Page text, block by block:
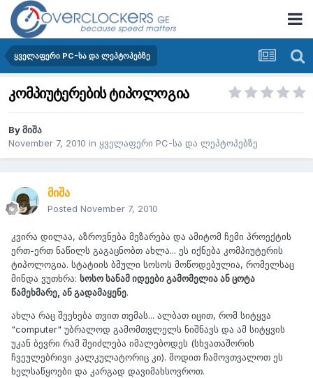
ყველაფერი PC-სა და ლეპტოპებზე
კომპიუტერების ტიპოლოგია
Byმიშა
November 7, 2010 in ყველაფერი PC-სა და ლეპტოპებზე
მიშა
Posted November 7, 2010
კვირა დილაა, აზროვნება მეზარება და ამიტომ ჩემი პროექტის
ერთ-ერთ ნაწილს გაგაცნობთ ახლა... ეს იქნება კომპიუტერის
ტიპოლოგია. სტატიის ბმული სოსოს მოწოდებულია, რომელსაც
მინდა ვუთხრა: სოსო სანამ იდეები გამომელია ან ცოტა
წამეხმარე, ან გადამაყენე.
ახლა რაც შეეხება თვით თემას... ალბათ იცით, რომ სიტყვა
"computer" უბრალოდ გამომთვლელს ნიშნავს და ამ სიტყვის
უკან ბევრი რამ შეიძლება იმალებოდეს (სხვათაშორის
ჩვეულებრივი კალკულატორიც კი). მოდით ჩამოვთვალოთ ეს
ხელსაწყოები და კარგად დავიმახსოვროთ.